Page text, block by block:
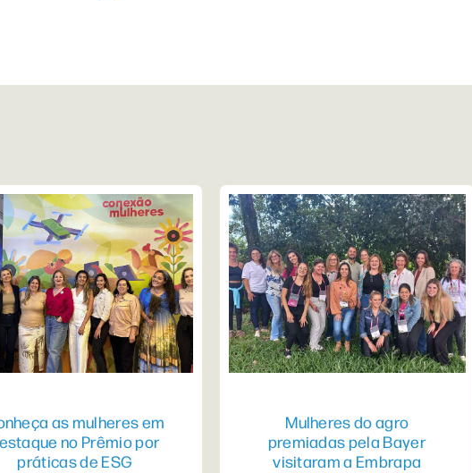
as mulheres em
no Prêmio por
práticas de ESG
Mulheres do agro
premiadas pela Bayer
visitaram a Embrapa